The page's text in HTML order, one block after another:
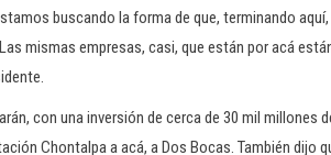
buscando la forma de que, terminando
mismas empresas, casi, que están por acá
con una inversión de cerca de 30 mil millones
Chontalpa a acá, a Dos Bocas. También dijo